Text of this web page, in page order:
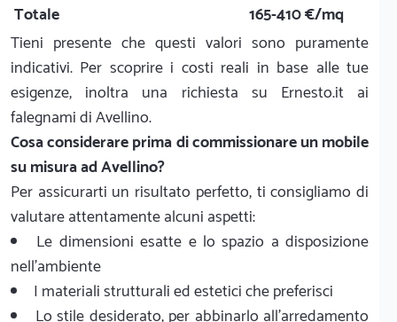
Totale
165-410 €/mq
Tieni presente che questi valori sono puramente
indicativi. Per scoprire i costi reali in base alle tue
esigenze, inoltra una richiesta su Ernesto.it ai
falegnami di Avellino.
Cosa considerare prima di commissionare un mobile
su misura ad Avellino?
Per assicurarti un risultato perfetto, ti consigliamo di
valutare attentamente alcuni aspetti:
Le dimensioni esatte e lo spazio a disposizione
nell'ambiente
I materiali strutturali ed estetici che preferisci
Lo stile desiderato, per abbinarlo all'arredamento